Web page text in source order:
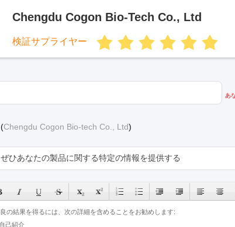
Chengdu Cogon Bio-Tech Co., Ltd
検証サプライヤー
あ
(Chengdu Cogon Bio-tech Co., Ltd)